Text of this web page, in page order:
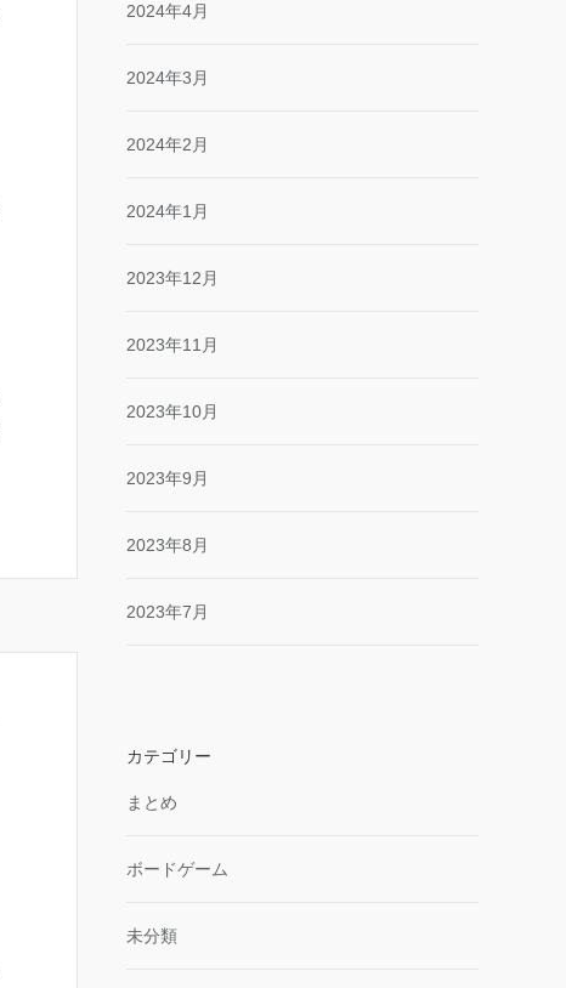
2024年4月
2024年3月
2024年2月
2024年1月
2023年12月
2023年11月
2023年10月
2023年9月
2023年8月
2023年7月
カテゴリー
まとめ
ボードゲーム
未分類